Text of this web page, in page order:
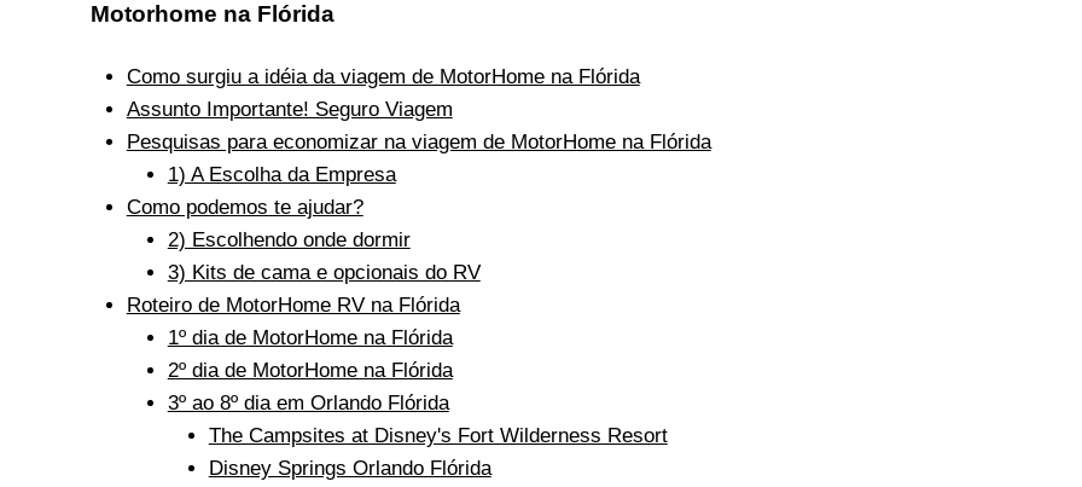
Motorhome na Flórida
Como surgiu a idéia da viagem de MotorHome na Flórida
Assunto Importante! Seguro Viagem
Pesquisas para economizar na viagem de MotorHome na Flórida
1) A Escolha da Empresa
Como podemos te ajudar?
2) Escolhendo onde dormir
3) Kits de cama e opcionais do RV
Roteiro de MotorHome RV na Flórida
1º dia de MotorHome na Flórida
2º dia de MotorHome na Flórida
3º ao 8º dia em Orlando Flórida
The Campsites at Disney's Fort Wilderness Resort
Disney Springs Orlando Flórida